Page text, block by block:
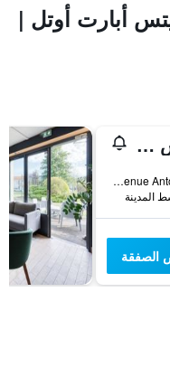
أبارت أوتل |
برميير كلاس بوردو سود-بيساك بيكيريل
4 Bis Avenue Antoine-Becquerel, بيساك, إقليم جيروند, فرنسا
الصفقة